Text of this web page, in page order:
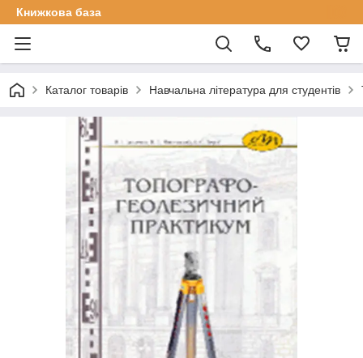
Книжкова база
Каталог товарів Навчальна література для студентів